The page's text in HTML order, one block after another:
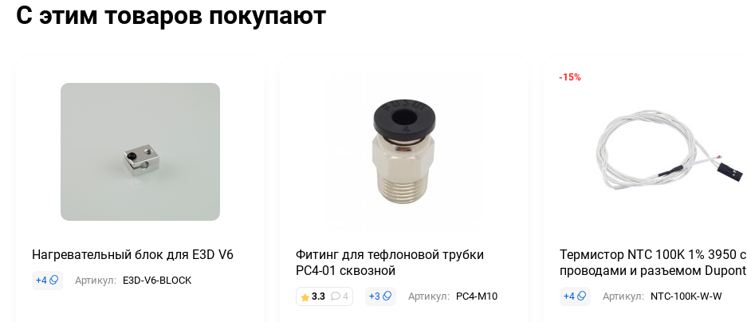
С этим товаров покупают
Нагревательный блок для E3D V6
+4 Артикул: E3D-V6-BLOCK
Фитинг для тефлоновой трубки
PC4-01 сквозной
3.3 4 +3 Артикул: PC4-M10
-15%
Термистор NTC 100K 1% 3950 с
проводами и разъемом Dupont
+4 Артикул: NTC-100K-W-W